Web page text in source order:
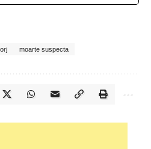
moarte suspecta